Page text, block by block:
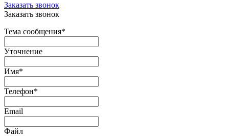
Заказать звонок
Заказать звонок
Тема сообщения*
Уточнение
Имя*
Телефон*
Email
Файл